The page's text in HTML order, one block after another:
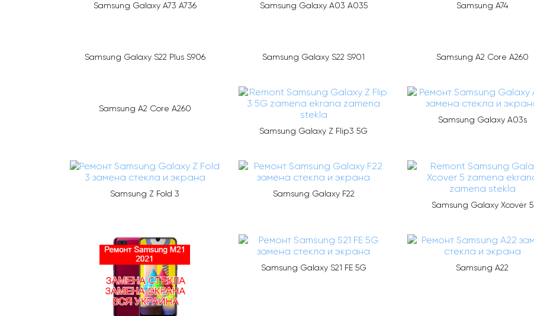
Samsung Galaxy A73 A736 Samsung Galaxy A03 A035 Samsung A74
Samsung Galaxy S22 Plus S906 Samsung Galaxy S22 S901 Samsung A2 Core A260
Samsung A2 Core A260
Samsung Galaxy Z Flip3 5G
Samsung Galaxy A03s
Samsung Z Fold 3
Samsung Galaxy F22
Samsung Galaxy Xcover 5
Samsung Galaxy S21 FE 5G Samsung A22